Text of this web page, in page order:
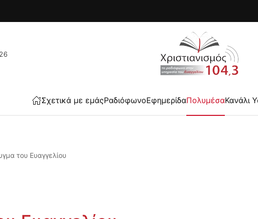
Σχετικά με εμάςΡαδιόφωνοΕφημερίδαΠολυμέσαΚανάλι
του Ευαγγελίου